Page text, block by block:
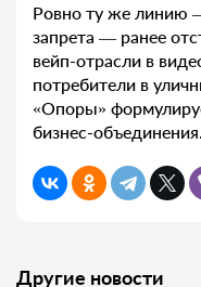
Ровно ту же линию
запрета — ранее
вейп-отрасли в
потребители в
«Опоры»
бизнес-объединения.
Другие новости